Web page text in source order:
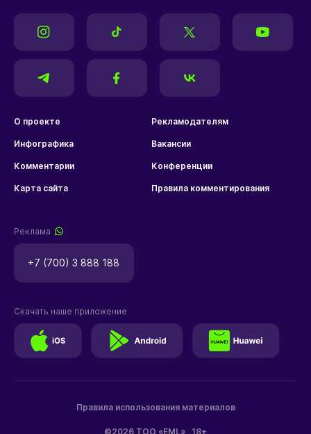
О проекте Рекламодателям
Инфографика Вакансии
Комментарии Конференции
Карта сайта Правила комментирования
Реклама
+7 (700) 3 888 188
©2026 ТОО «EML» 18+
Правила использования материалов
Скачать наше приложение